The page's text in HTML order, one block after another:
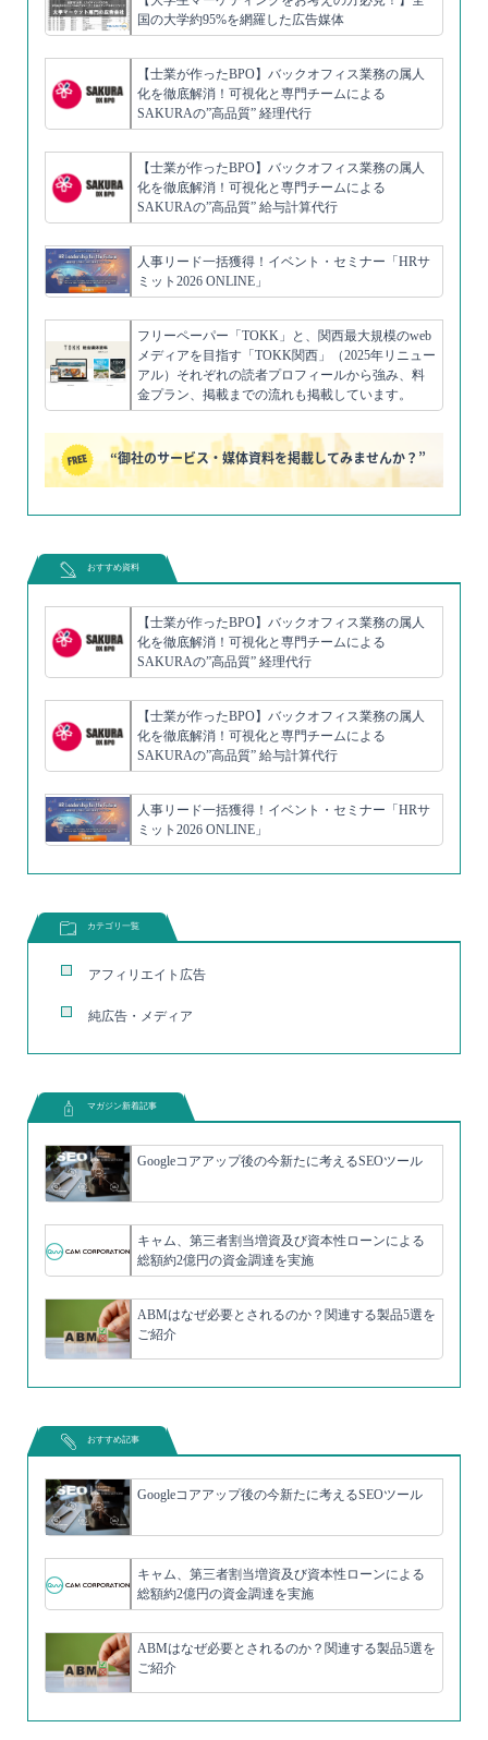
国の大学約95%を網羅した広告媒体
【士業が作ったBPO】バックオフィス業務の属人
化を徹底解消！可視化と専門チームによる
SAKURAの”高品質” 経理代行
【士業が作ったBPO】バックオフィス業務の属人
化を徹底解消！可視化と専門チームによる
SAKURAの”高品質” 給与計算代行
人事リード一括獲得！イベント・セミナー「HRサ
ミット2026 ONLINE」
フリーペーパー「TOKK」と、関西最大規模のweb
メディアを目指す「TOKK関西」（2025年リニュー
アル）それぞれの読者プロフィールから強み、料
金プラン、掲載までの流れも掲載しています。
“御社のサービス・媒体資料を掲載してみませんか？”
おすすめ資料
【士業が作ったBPO】バックオフィス業務の属人
化を徹底解消！可視化と専門チームによる
SAKURAの”高品質” 経理代行
【士業が作ったBPO】バックオフィス業務の属人
化を徹底解消！可視化と専門チームによる
SAKURAの”高品質” 給与計算代行
人事リード一括獲得！イベント・セミナー「HRサ
ミット2026 ONLINE」
カテゴリ一覧
アフィリエイト広告
純広告・メディア
マガジン新着記事
Googleコアアップ後の今新たに考えるSEOツール
キャム、第三者割当増資及び資本性ローンによる
総額約2億円の資金調達を実施
ABMはなぜ必要とされるのか？関連する製品5選を
ご紹介
おすすめ記事
Googleコアアップ後の今新たに考えるSEOツール
キャム、第三者割当増資及び資本性ローンによる
総額約2億円の資金調達を実施
ABMはなぜ必要とされるのか？関連する製品5選を
ご紹介